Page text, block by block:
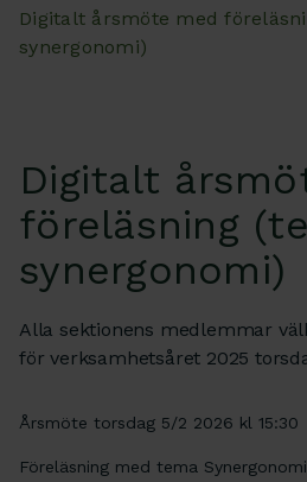
Digitalt årsmöte med
synergonomi)
Digitalt
föreläsning
synergonomi)
Alla sektionens medlemmar
för verksamhetsåret 2025
Årsmöte torsdag 5/2 2026 kl 15:30
Föreläsning med tema